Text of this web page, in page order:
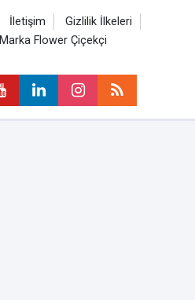
İletişim
Gizlilik İlkeleri
Marka Flower Çiçekçi